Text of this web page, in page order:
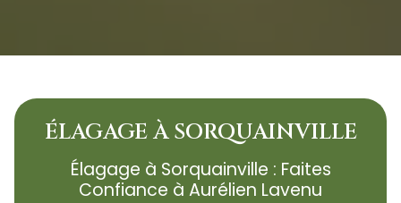
ÉLAGAGE À SORQUAINVILLE
Élagage à Sorquainville : Faites
Confiance à Aurélien Lavenu